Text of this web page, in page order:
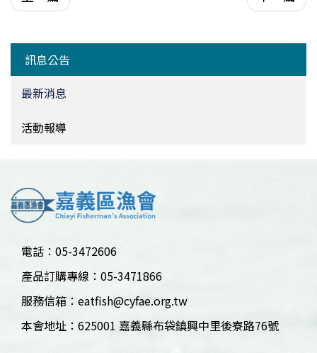
訊息公告
最新消息
活動報導
電話：05-3472606
產品訂購專線：05-3471866
服務信箱： eatfish@cyfae.org.tw
本會地址：625001 嘉義縣布袋鎮興中里後寮路76號